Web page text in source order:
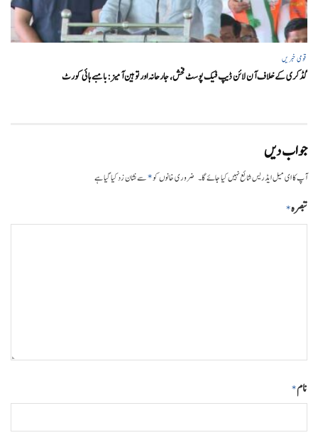
قومی خبریں
گڈکری کے خلاف آن لائن ڈیپ فیک پوسٹ فحش، جارحانہ اور توہین آمیز:بامبے ہائی کورٹ
جواب دیں
آپ کا ای میل ایڈریس شائع نہیں کیا جائے گا۔ ضروری خانوں کو*سے نشان زد کیا گیا ہے
تبصرہ*
نام*